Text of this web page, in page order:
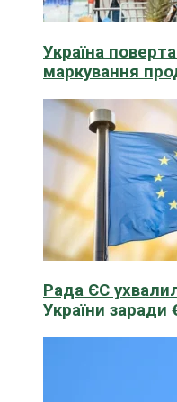
Україна
маркування
Рада ЄС
України